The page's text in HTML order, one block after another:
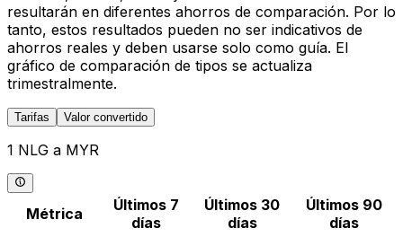
resultarán en diferentes ahorros de comparación. Por lo
tanto, estos resultados pueden no ser indicativos de
ahorros reales y deben usarse solo como guía. El
gráfico de comparación de tipos se actualiza
trimestralmente.
Tarifas Valor convertido
1 NLG a MYR
Métrica
Últimos 7
días
Últimos 30
días
Últimos 90
días